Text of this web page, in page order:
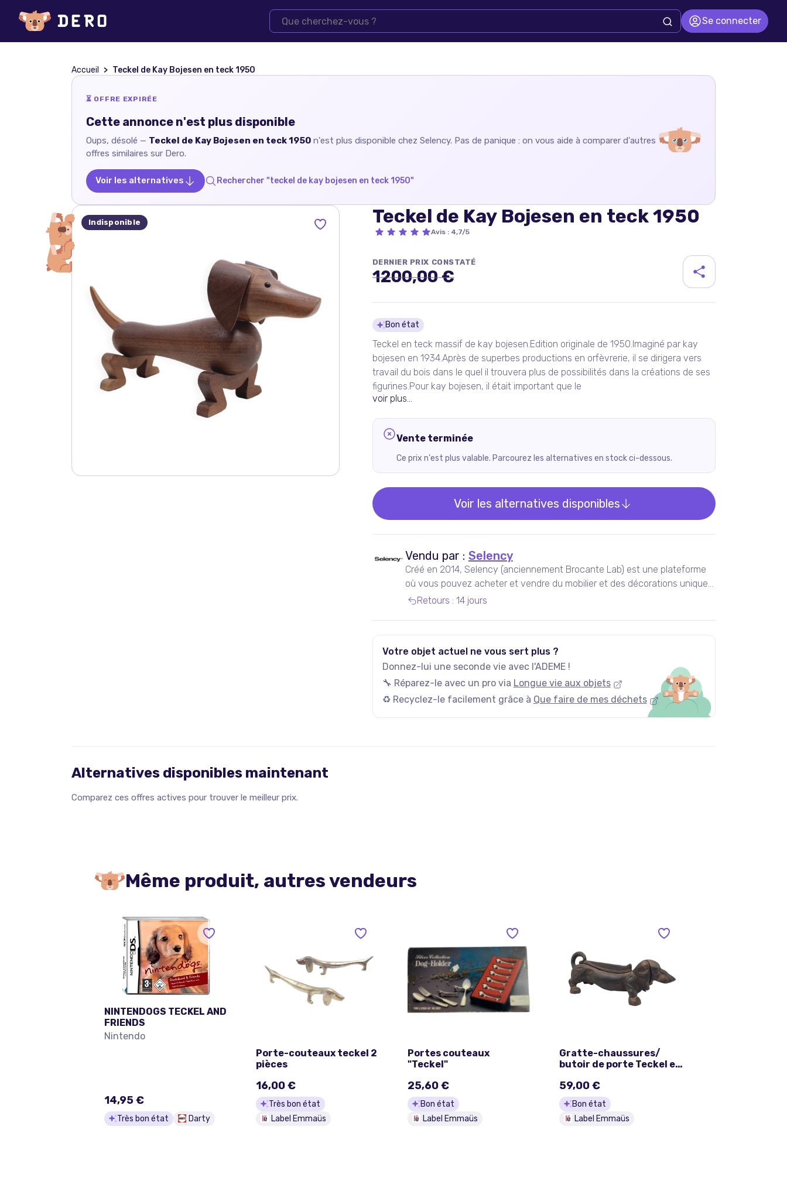
Se connecter
Accueil Teckel de Kay Bojesen en teck 1950
⏳ OFFRE EXPIRÉE
Cette annonce n'est plus disponible
Oups, désolé — Teckel de Kay Bojesen en teck 1950 n'est plus disponible chez Selency. Pas de panique : on vous aide à comparer d'autres
offres similaires sur Dero.
Voir les alternatives Rechercher "teckel de kay bojesen en teck 1950"
Indisponible Teckel de Kay Bojesen en teck 1950
Avis: 4,7/5
DERNIER PRIX CONSTATÉ
1200,00 €
Détails du produit
Bon état
Teckel en teck massif de kay bojesen.Edition originale de 1950.Imaginé par kay
bojesen en 1934.Après de superbes productions en orfèvrerie, il se dirigera vers
travail du bois dans le quel il trouvera plus de possibilités dans la créations de ses
figurines.Pour kay bojesen, il était important que le
voir plus...
Vente terminée
Ce prix n'est plus valable. Parcourez les alternatives en stock ci-dessous.
Voir les alternatives disponibles
Vendu par : Selency
Créé en 2014, Selency (anciennement Brocante Lab) est une plateforme
où vous pouvez acheter et vendre du mobilier et des décorations uniques
de seconde main, notamment vintage et design.
Retours : 14 jours
Votre objet actuel ne vous sert plus ?
Donnez-lui une seconde vie avec l'ADEME !
🔧 Réparez-le avec un pro via Longue vie aux objets
♻️ Recyclez-le facilement grâce à Que faire de mes déchets
Alternatives disponibles maintenant
Comparez ces offres actives pour trouver le meilleur prix.
Même produit, autres vendeurs
NINTENDOGS TECKEL AND
FRIENDS
Nintendo
14,95 €
Très bon état Darty
Porte-couteaux teckel 2
pièces
16,00 €
Très bon état
Label Emmaüs
Portes couteaux
"Teckel"
25,60 €
Bon état
Label Emmaüs
Gratte-chaussures/
butoir de porte Teckel en
59,00 €
Bon état
Label Emmaüs